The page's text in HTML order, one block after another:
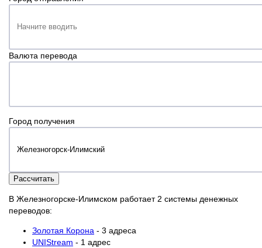
Валюта перевода
Город получения
Рассчитать
В Железногорске-Илимском работает 2 системы денежных
переводов:
Золотая Корона - 3 адреса
UNIStream - 1 адрес